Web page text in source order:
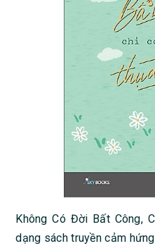
Không Có Đời Bất Công,
dạng sách truyền cảm